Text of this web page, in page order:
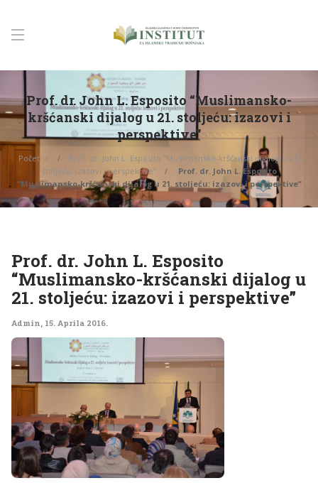
Prof. dr. John L. Esposito “Muslimansko-
kršćanski dijalog u 21. stoljeću: izazovi i
perspektive”
Početna
Prof. dr. John L. Esposito “Muslimansko-kršćanski dijalog u 21.
stoljeću: izazovi i perspektive”
Prof. dr. John L. Esposito
“Muslimansko-kršćanski dijalog u 21. stoljeću: izazovi i perspektive”
Prof. dr. John L. Esposito
“Muslimansko-kršćanski dijalog u
21. stoljeću: izazovi i perspektive”
Admin, 15. Aprila 2016.